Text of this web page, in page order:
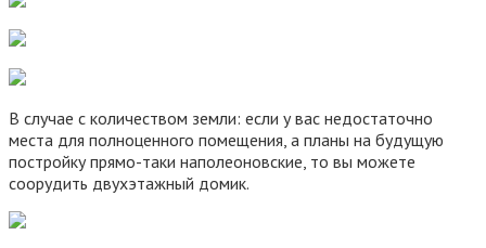
В случае с количеством земли: если у вас недостаточно
места для полноценного помещения, а планы на будущую
постройку прямо-таки наполеоновские, то вы можете
соорудить двухэтажный домик.